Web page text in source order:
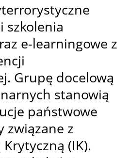
szkolenia
e-learningowe z
Grupę docelową
stanowią
państwowe
związane z
(IK).